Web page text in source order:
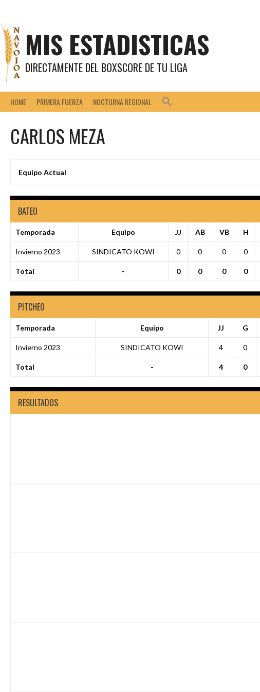
contenidoMIS ESTADISTICAS
DIRECTAMENTE DEL BOXSCORE DE TU LIGA
HOME PRIMERA FUERZA NOCTURNA REGIONAL
CARLOS MEZA
Equipo Actual
BATEO
Temporada Equipo JJ AB VB H
Invierno 2023 SINDICATO KOWI 0 0 0 0
Total - 0 0 0 0
PITCHEO
Temporada Equipo JJ G
Invierno 2023 SINDICATO KOWI 4 0
Total - 4 0
RESULTADOS